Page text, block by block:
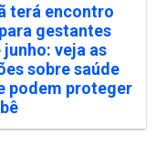
terá encontro
gestantes
junho: veja as
sobre saúde
podem proteger